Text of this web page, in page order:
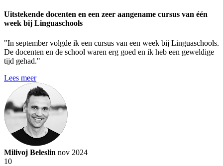
Uitstekende docenten en een zeer aangename cursus van één
week bij Linguaschools
"In september volgde ik een cursus van een week bij Linguaschools.
De docenten en de school waren erg goed en ik heb een geweldige
tijd gehad."
Lees meer
Milivoj Beleslin nov 2024
10